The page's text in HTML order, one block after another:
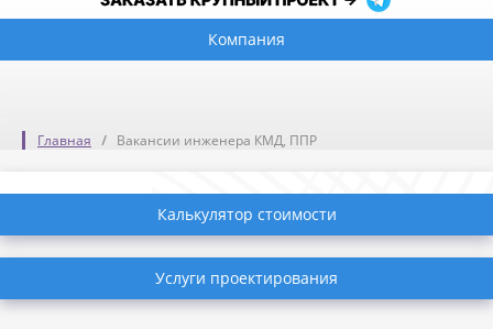
Компания
Главная Вакансии инженера КМД, ППР
Калькулятор стоимости
Услуги проектирования